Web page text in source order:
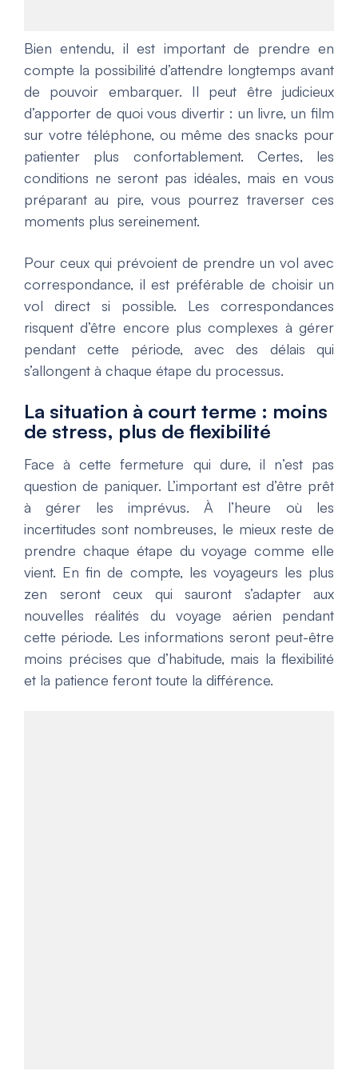
Bien entendu, il est important de prendre en
compte la possibilité d’attendre longtemps avant
de pouvoir embarquer. Il peut être judicieux
d’apporter de quoi vous divertir : un livre, un film
sur votre téléphone, ou même des snacks pour
patienter plus confortablement. Certes, les
conditions ne seront pas idéales, mais en vous
préparant au pire, vous pourrez traverser ces
moments plus sereinement.
Pour ceux qui prévoient de prendre un vol avec
correspondance, il est préférable de choisir un
vol direct si possible. Les correspondances
risquent d’être encore plus complexes à gérer
pendant cette période, avec des délais qui
s’allongent à chaque étape du processus.
La situation à court terme : moins
de stress, plus de flexibilité
Face à cette fermeture qui dure, il n’est pas
question de paniquer. L’important est d’être prêt
à gérer les imprévus. À l’heure où les
incertitudes sont nombreuses, le mieux reste de
prendre chaque étape du voyage comme elle
vient. En fin de compte, les voyageurs les plus
zen seront ceux qui sauront s’adapter aux
nouvelles réalités du voyage aérien pendant
cette période. Les informations seront peut-être
moins précises que d’habitude, mais la flexibilité
et la patience feront toute la différence.